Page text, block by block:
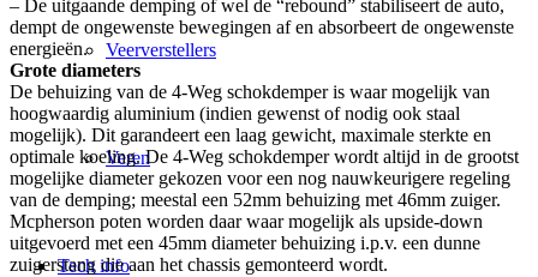
Veerverstellers
Veren
Tech info
– De uitgaande demping of wel de “rebound” stabiliseert de auto,
dempt de ongewenste bewegingen af en absorbeert de ongewenste
energieën.
Grote diameters
De behuizing van de 4-Weg schokdemper is waar mogelijk van
hoogwaardig aluminium (indien gewenst of nodig ook staal
mogelijk). Dit garandeert een laag gewicht, maximale sterkte en
optimale koeling. De 4-Weg schokdemper wordt altijd in de grootst
mogelijke diameter gekozen voor een nog nauwkeurigere regeling
van de demping; meestal een 52mm behuizing met 46mm zuiger.
Mcpherson poten worden daar waar mogelijk als upside-down
uitgevoerd met een 45mm diameter behuizing i.p.v. een dunne
zuigerstang die aan het chassis gemonteerd wordt.